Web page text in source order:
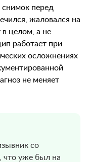
снимок перед
жаловался на
в целом, а не
работает при
осложнениях
не меняет
со
что уже был на